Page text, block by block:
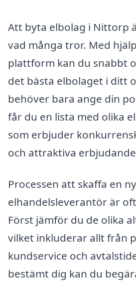
Att byta elbolag i Nittorp
vad många tror. Med
plattform kan du snabbt
det bästa elbolaget i ditt
behöver bara ange din
får du en lista med olika
som erbjuder
och attraktiva
Processen att skaffa en ny
elhandelsleverantör är
Först jämför du de olika
vilket inkluderar allt från
kundservice och
bestämt dig kan du